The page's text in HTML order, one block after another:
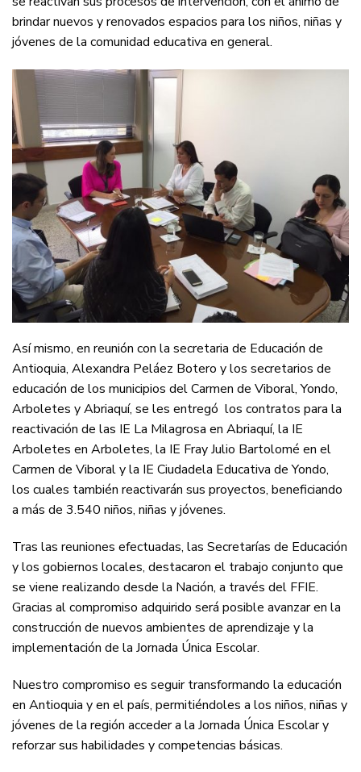
brindar nuevos y renovados espacios para los niños, niñas y
jóvenes de la comunidad educativa en general.
Así mismo, en reunión con la secretaria de Educación de
Antioquia, Alexandra Peláez Botero y los secretarios de
educación de los municipios del Carmen de Viboral, Yondo,
Arboletes y Abriaquí, se les entregó los contratos para la
reactivación de las IE La Milagrosa en Abriaquí, la IE
Arboletes en Arboletes, la IE Fray Julio Bartolomé en el
Carmen de Viboral y la IE Ciudadela Educativa de Yondo,
los cuales también reactivarán sus proyectos, beneficiando
a más de 3.540 niños, niñas y jóvenes.
Tras las reuniones efectuadas, las Secretarías de Educación
y los gobiernos locales, destacaron el trabajo conjunto que
se viene realizando desde la Nación, a través del FFIE.
Gracias al compromiso adquirido será posible avanzar en la
construcción de nuevos ambientes de aprendizaje y la
implementación de la Jornada Única Escolar.
Nuestro compromiso es seguir transformando la educación
en Antioquia y en el país, permitiéndoles a los niños, niñas y
jóvenes de la región acceder a la Jornada Única Escolar y
reforzar sus habilidades y competencias básicas.